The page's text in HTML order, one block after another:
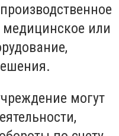
медицинское или
могут